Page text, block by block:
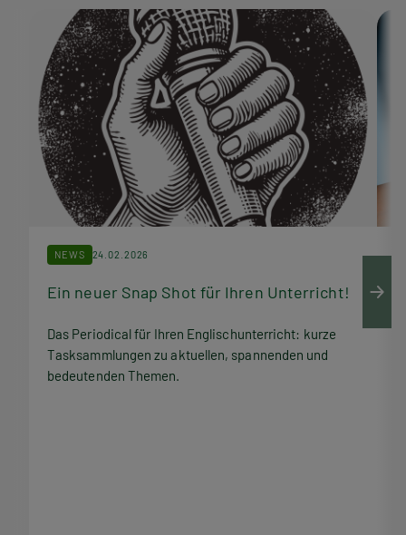
NEWS 24.02.2026
Ein neuer Snap Shot für Ihren Unterricht!
Das Periodical für Ihren Englischunterricht: kurze
Tasksammlungen zu aktuellen, spannenden und
bedeutenden Themen.